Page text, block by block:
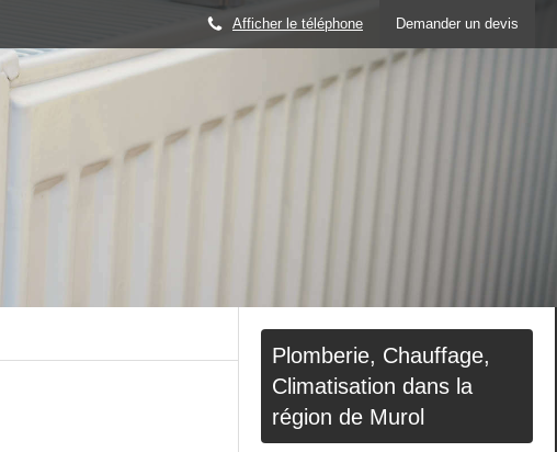
Demander un devis
Afficher le téléphone
Plomberie, Chauffage,
Climatisation dans la
région de Murol